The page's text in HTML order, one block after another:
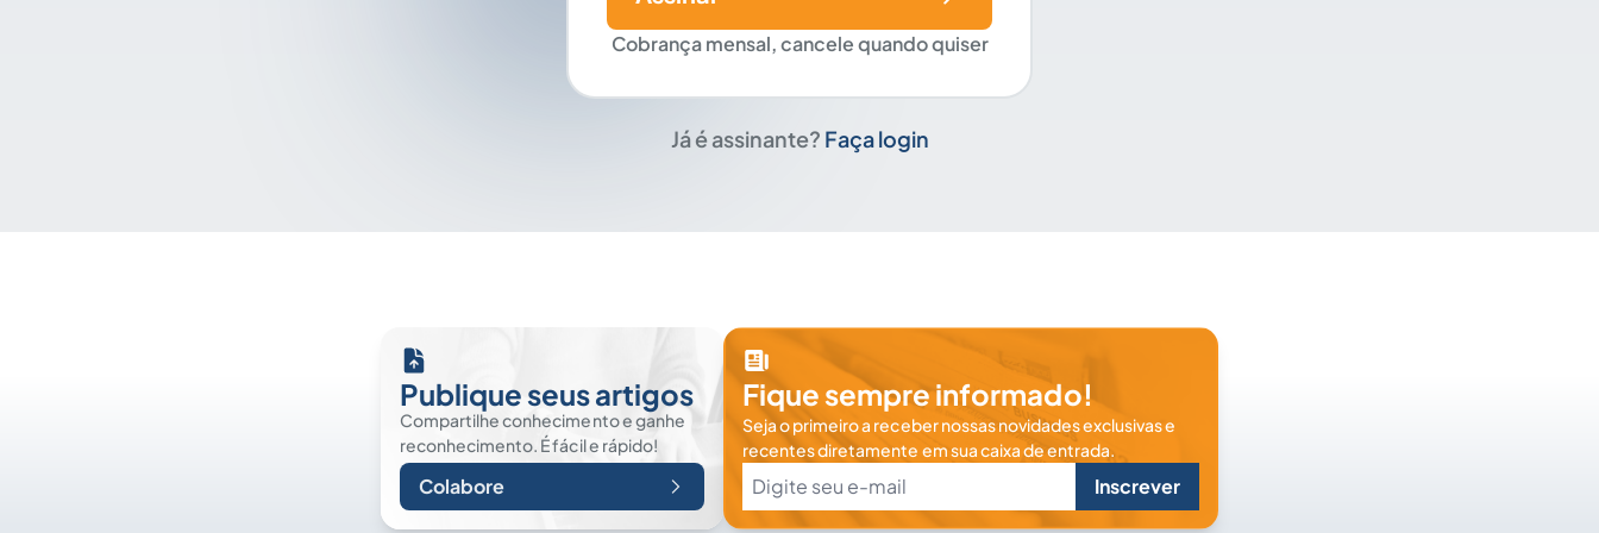
Cobrança mensal, cancele quando quiser
Já é assinante? Faça login
Publique seus artigos
Compartilhe conhecimento e ganhe
reconhecimento. É fácil e rápido!
Colabore
Fique sempre informado!
Seja o primeiro a receber nossas novidades exclusivas e
recentes diretamente em sua caixa de entrada.
Inscrever